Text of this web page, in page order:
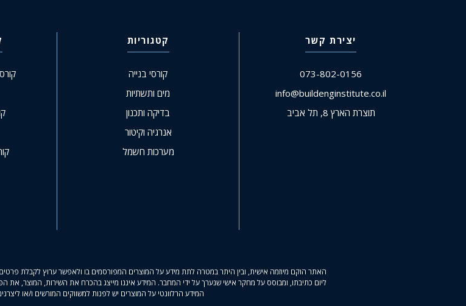
יצירת קשר
073-802-0156
info@buildenginstitute.co.il
תוצרת הארץ 8, תל אביב
קטגוריות
קורסי בנייה
מים ותשתיות
בדיקה ותכנון
אנרגיה וקיטור
מערכות חשמל
האתר הוקם מיוזמה אישית, ובין היתר במטרה לתת מידע על המוצרים המפורסמים בו ולאפשר ערוץ לקבלת פרטים
ליום כתיבתו, ומבוסס על מחקר אישי שנערך על ידי המחבר. המידע איננו מייצג בהכרח את השירות, המוצר, את
המידע הרלוונטי על המוצרים יש לפנות למשווקים המורשים ו/או